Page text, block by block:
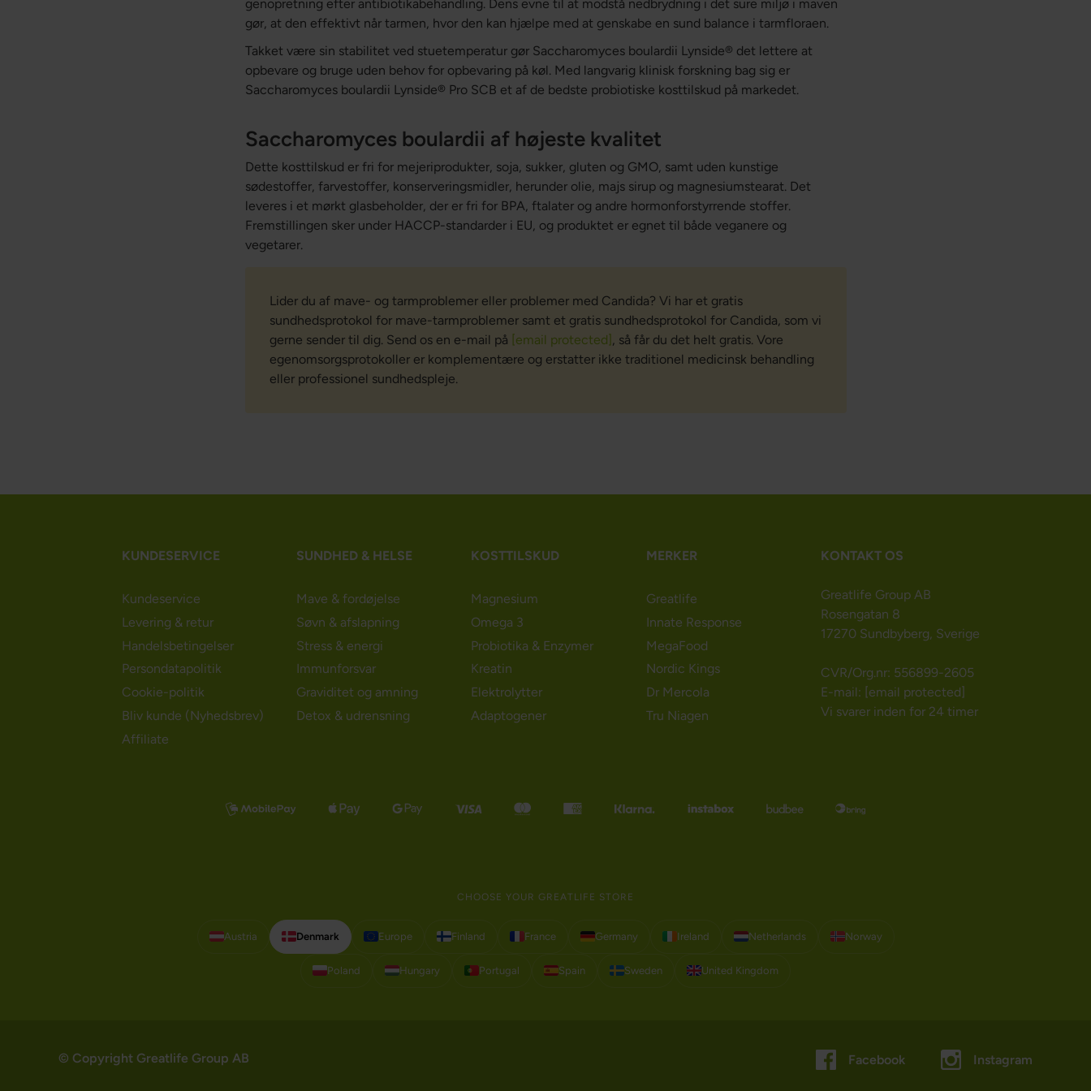
genopretning efter antibiotikabehandling. Dens evne til at modstå nedbrydning i det sure miljø i maven
gør, at den effektivt når tarmen, hvor den kan hjælpe med at genskabe en sund balance i tarmfloraen.
Takket være sin stabilitet ved stuetemperatur gør Saccharomyces boulardii Lynside® det lettere at
opbevare og bruge uden behov for opbevaring på køl. Med langvarig klinisk forskning bag sig er
Saccharomyces boulardii Lynside® Pro SCB et af de bedste probiotiske kosttilskud på markedet.
Saccharomyces boulardii af højeste kvalitet
Dette kosttilskud er fri for mejeriprodukter, soja, sukker, gluten og GMO, samt uden kunstige
sødestoffer, farvestoffer, konserveringsmidler, herunder olie, majs sirup og magnesiumstearat. Det
leveres i et mørkt glasbeholder, der er fri for BPA, ftalater og andre hormonforstyrrende stoffer.
Fremstillingen sker under HACCP-standarder i EU, og produktet er egnet til både veganere og
vegetarer.
Lider du af mave- og tarmproblemer eller problemer med Candida? Vi har et gratis
sundhedsprotokol for mave-tarmproblemer samt et gratis sundhedsprotokol for Candida, som vi
gerne sender til dig. Send os en e-mail på [email protected] , så får du det helt gratis. Vore
egenomsorgsprotokoller er komplementære og erstatter ikke traditionel medicinsk behandling
eller professionel sundhedspleje.
KUNDESERVICE
Kundeservice
Levering & retur
Handelsbetingelser
Persondatapolitik
Cookie-politik
Bliv kunde (Nyhedsbrev)
Affiliate
SUNDHED & HELSE
Mave & fordøjelse
Søvn & afslapning
Stress & energi
Immunforsvar
Graviditet og amning
Detox & udrensning
KOSTTILSKUD
Magnesium
Omega 3
Probiotika & Enzymer
Kreatin
Elektrolytter
Adaptogener
MERKER
Greatlife
Innate Response
MegaFood
Nordic Kings
Dr Mercola
Tru Niagen
KONTAKT OS
Greatlife Group AB
Rosengatan 8
17270 Sundbyberg, Sverige
CVR/Org.nr: 556899-2605
E-mail: [email protected]
Vi svarer inden for 24 timer
CHOOSE YOUR GREATLIFE STORE
Austria Denmark Europe Finland France Germany Ireland Netherlands Norway
Poland Hungary Portugal Spain Sweden United Kingdom
© Copyright Greatlife Group AB Facebook Instagram